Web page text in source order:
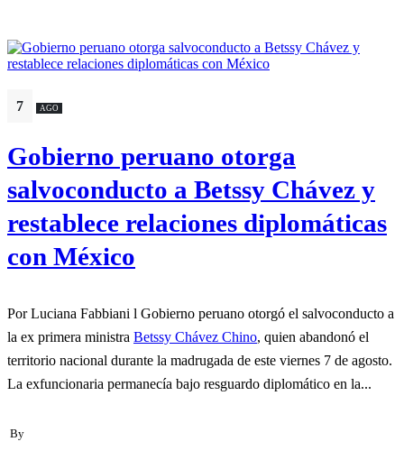
7 AGO
Gobierno peruano otorga
salvoconducto a Betssy Chávez y
restablece relaciones diplomáticas
con México
Por Luciana Fabbiani l Gobierno peruano otorgó el salvoconducto a
la ex primera ministra Betssy Chávez Chino, quien abandonó el
territorio nacional durante la madrugada de este viernes 7 de agosto.
La exfuncionaria permanecía bajo resguardo diplomático en la...
By